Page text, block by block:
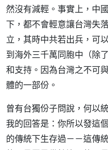
然沒有減輕。事實上，中
下，都不會輕意讓台灣失
立，其時中共若出兵，可
到海外三千萬同胞中（除
和支持。因為台灣之不可
體的一部份。
曾有台獨份子問說，何以
我的回答是：你所以發這
的傳統下生存過－－這傳